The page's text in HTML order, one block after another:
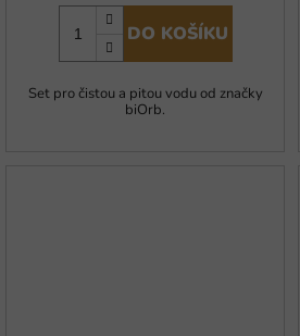
DO KOŠÍKU
Set pro čistou a pitou vodu od značky
biOrb.